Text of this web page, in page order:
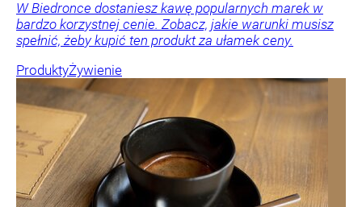
W Biedronce dostaniesz kawę popularnych marek w
bardzo korzystnej cenie. Zobacz, jakie warunki musisz
spełnić, żeby kupić ten produkt za ułamek ceny.
ProduktyŻywienie